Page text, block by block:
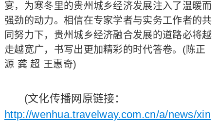
宴，为寒冬里的贵州城乡经济发展注入了温暖而
强劲的动力。相信在专家学者与实务工作者的共
同努力下，贵州城乡经济融合发展的道路必将越
走越宽广，书写出更加精彩的时代答卷。(陈正
源 龚 超 王惠奇)
(文化传播网原链接：
http://wenhua.travelway.com.cn/a/news/xin